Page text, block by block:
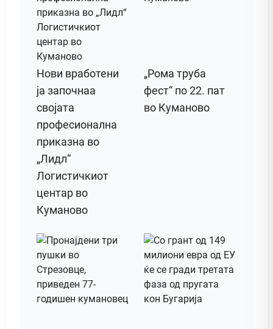
Нови вработени
ја започнаа
својата
професионална
приказна во
„Лидл“
Логистичкиот
центар во
Куманово
„Рома труба
фест“ по 22. пат
во Куманово